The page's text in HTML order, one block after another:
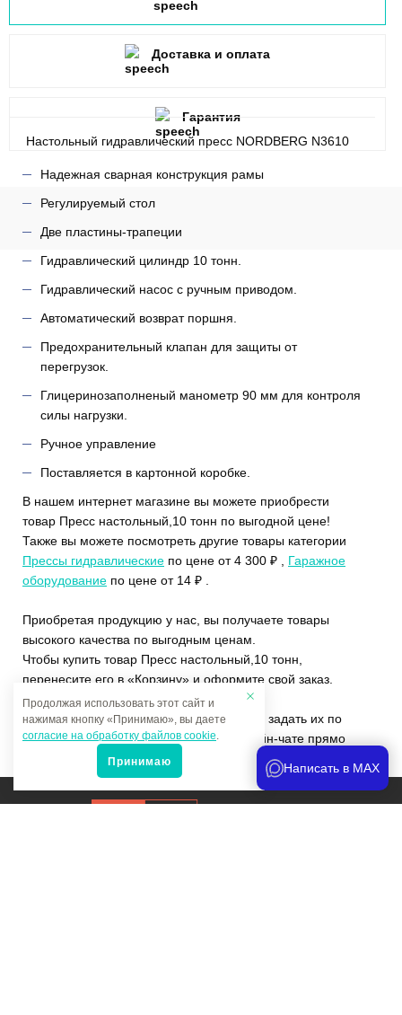
Настольный гидравлический пресс NORDBERG N3610
Надежная сварная конструкция рамы
Регулируемый стол
Две пластины-трапеции
Гидравлический цилиндр 10 тонн.
Гидравлический насос с ручным приводом.
Автоматический возврат поршня.
Предохранительный клапан для защиты от
перегрузок.
Глицеринозаполненый манометр 90 мм для контроля
силы нагрузки.
Ручное управление
Поставляется в картонной коробке.
В нашем интернет магазине вы можете приобрести
товар Пресс настольный,10 тонн по выгодной цене!
Также вы можете посмотреть другие товары категории
Прессы гидравлические по цене от 4 300 ₽ , Гаражное
оборудование по цене от 14 ₽ .
Приобретая продукцию у нас, вы получаете товары
высокого качества по выгодным ценам.
Чтобы купить товар Пресс настольный,10 тонн,
перенесите его в «Корзину» и оформите свой заказ.
Если у вас остались вопросы, вы можете задать их по
телефону+7 (4822)65-69-46или в онлайн-чате прямо
Доставка и оплата
Гарантия
Продвижение сайта
Продолжая использовать этот сайт и
нажимая кнопку «Принимаю», вы даете
согласие на обработку файлов cookie.
Принимаю Написать в MAX